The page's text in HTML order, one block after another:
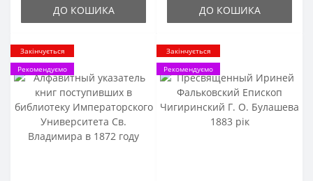
ДО КОШИКА ДО КОШИКА
Закінчується
Рекомендуємо
Закінчується
Рекомендуємо